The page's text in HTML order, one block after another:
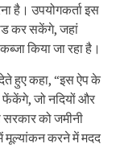
है। उपयोगकर्ता इस
कर सकेंगे, जहां
किया जा रहा है।
हुए कहा, “इस ऐप के
फेंकेंगे, जो नदियों और
को जमीनी
मूल्यांकन करने में मदद